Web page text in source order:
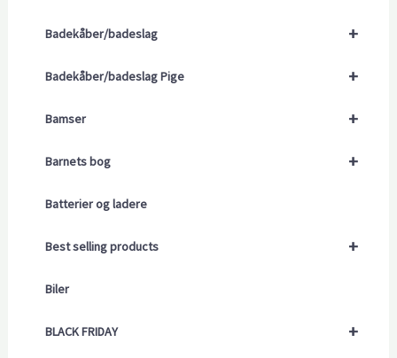
+
Badekåber/badeslag
+
Badekåber/badeslag Pige
+
Bamser
+
Barnets bog
Batterier og ladere
+
Best selling products
Biler
+
BLACK FRIDAY